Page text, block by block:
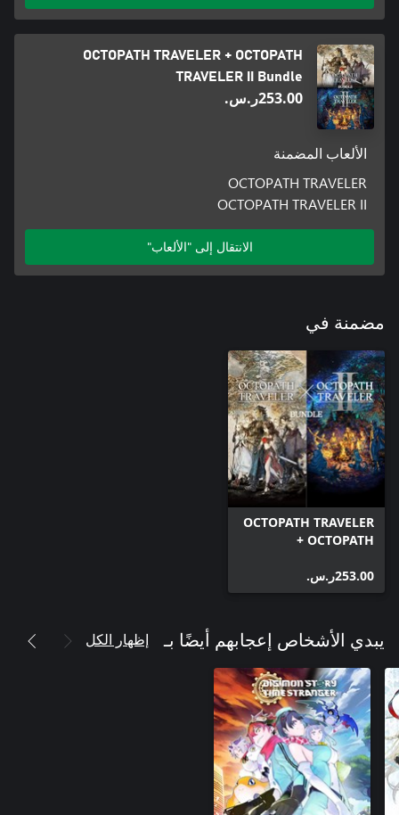
OCTOPATH TRAVELER + OCTOPATH
TRAVELER II Bundle
‪ر.س.‏‎253.00‬
الألعاب المضمنة
OCTOPATH TRAVELER
OCTOPATH TRAVELER II
الانتقال إلى "الألعاب"
مضمنة في
OCTOPATH TRAVELER
+ OCTOPATH
‪ر.س.‏‎253.00‬
يبدي الأشخاص إعجابهم أيضًا بـ إظهار الكل